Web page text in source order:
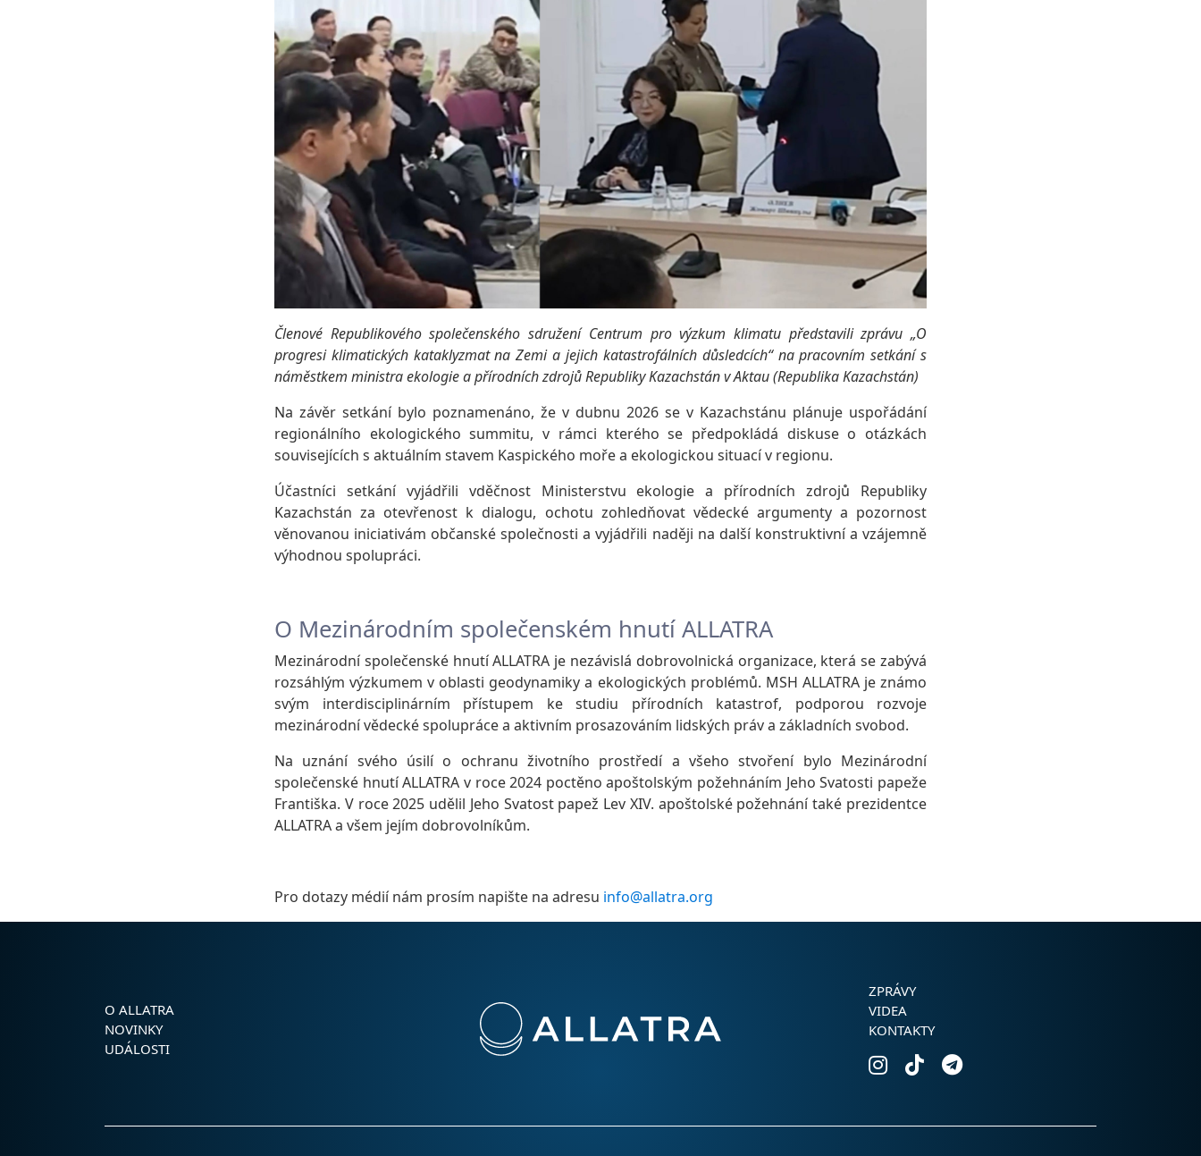
Členové Republikového společenského sdružení Centrum pro výzkum klimatu představili zprávu „O
progresi klimatických kataklyzmat na Zemi a jejich katastrofálních důsledcích“ na pracovním setkání s
náměstkem ministra ekologie a přírodních zdrojů Republiky Kazachstán v Aktau (Republika Kazachstán)
Na závěr setkání bylo poznamenáno, že v dubnu 2026 se v Kazachstánu plánuje uspořádání
regionálního ekologického summitu, v rámci kterého se předpokládá diskuse o otázkách
souvisejících s aktuálním stavem Kaspického moře a ekologickou situací v regionu.
Účastníci setkání vyjádřili vděčnost Ministerstvu ekologie a přírodních zdrojů Republiky
Kazachstán za otevřenost k dialogu, ochotu zohledňovat vědecké argumenty a pozornost
věnovanou iniciativám občanské společnosti a vyjádřili naději na další konstruktivní a vzájemně
výhodnou spolupráci.
O Mezinárodním společenském hnutí ALLATRA
Mezinárodní společenské hnutí ALLATRA je nezávislá dobrovolnická organizace, která se zabývá
rozsáhlým výzkumem v oblasti geodynamiky a ekologických problémů. MSH ALLATRA je známo
svým interdisciplinárním přístupem ke studiu přírodních katastrof, podporou rozvoje
mezinárodní vědecké spolupráce a aktivním prosazováním lidských práv a základních svobod.
Na uznání svého úsilí o ochranu životního prostředí a všeho stvoření bylo Mezinárodní
společenské hnutí ALLATRA v roce 2024 poctěno apoštolským požehnáním Jeho Svatosti papeže
Františka. V roce 2025 udělil Jeho Svatost papež Lev XIV. apoštolské požehnání také prezidentce
ALLATRA a všem jejím dobrovolníkům.
Pro dotazy médií nám prosím napište na adresu info@allatra.org
O ALLATRA
NOVINKY
UDÁLOSTI
ZPRÁVY
VIDEA
KONTAKTY